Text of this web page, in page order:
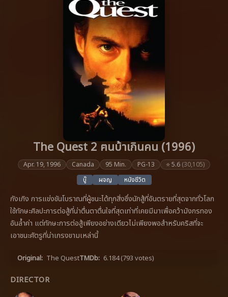
The Quest 2 ฅนบ้าเกินคน (1996)
Apr. 19, 1996 Canada 95 Min. PG-13 ⭐ 5.6 (30,105)
บู๊
ผจญ หนังชีวิต
กังเกิง การแข่งขันโบราณที่ผู้ชนะได้ทุกสิ่งซึ่งนักสู้ที่อันตรายที่สุดจากทั่วโลก
ใช้ทักษะศิลปะการต่อสู้ที่น่าตื่นตาตื่นใจที่สุดเท่าที่เคยมีมาเพื่อคว้ามังกรทอง
อันล้ำค่า แต่ทักษะการต่อสู้เพียงอย่างเดียวไม่เพียงพอสำหรับคริสที่จะ
เอาชนะศัตรูที่น่าเกรงขามเหล่านี้
Original: The QuestTMDb: 6.184(793 votes)
DIRECTOR